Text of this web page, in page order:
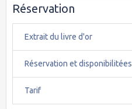
Réservation
Extrait du livre d'or
Réservation et disponibilitées
Tarif